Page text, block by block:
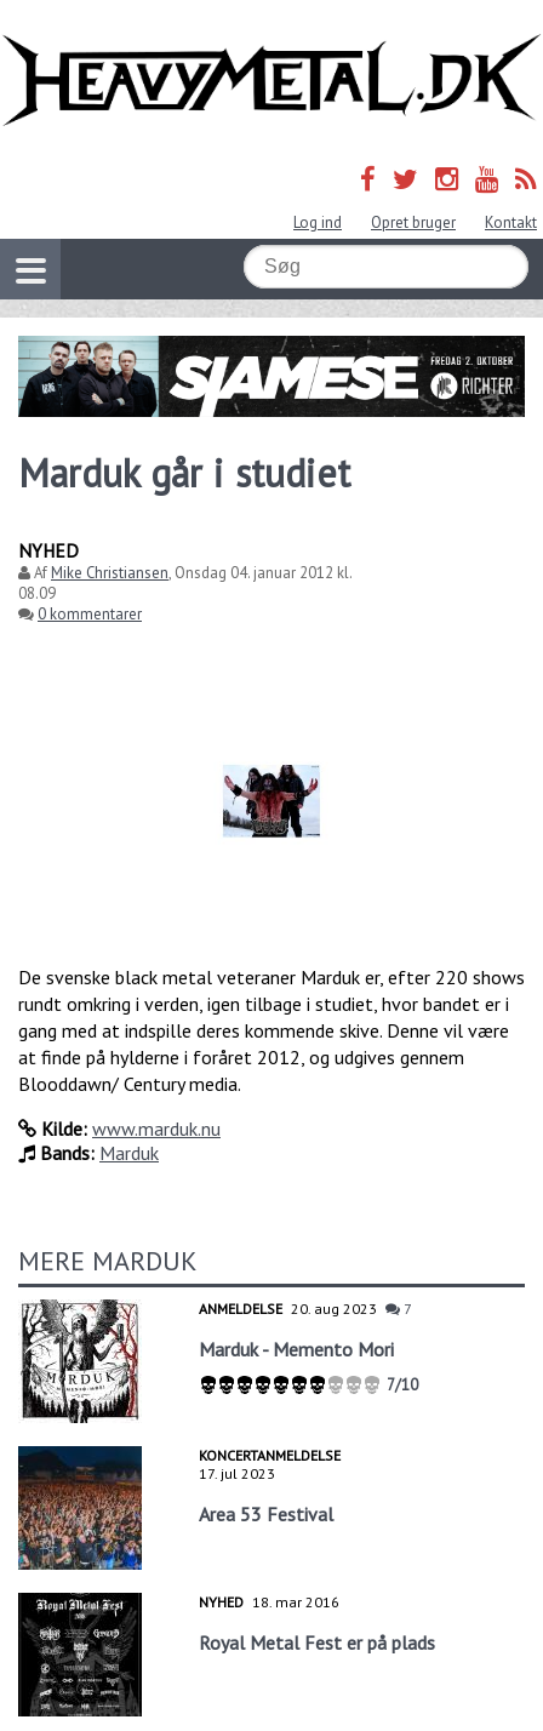
Log ind Opret bruger Kontakt
Marduk går i studiet
NYHED
AfMike Christiansen, Onsdag 04. januar 2012 kl.
08.09
0 kommentarer
De svenske black metal veteraner Marduk er, efter 220 shows
rundt omkring i verden, igen tilbage i studiet, hvor bandet er i
gang med at indspille deres kommende skive. Denne vil være
at finde på hylderne i foråret 2012, og udgives gennem
Blooddawn/ Century media.
Kilde: www.marduk.nu
Bands: Marduk
MERE MARDUK
ANMELDELSE 20. aug 2023 7
Marduk - Memento Mori
7/10
KONCERTANMELDELSE
17. jul 2023
Area 53 Festival
NYHED 18. mar 2016
Royal Metal Fest er på plads